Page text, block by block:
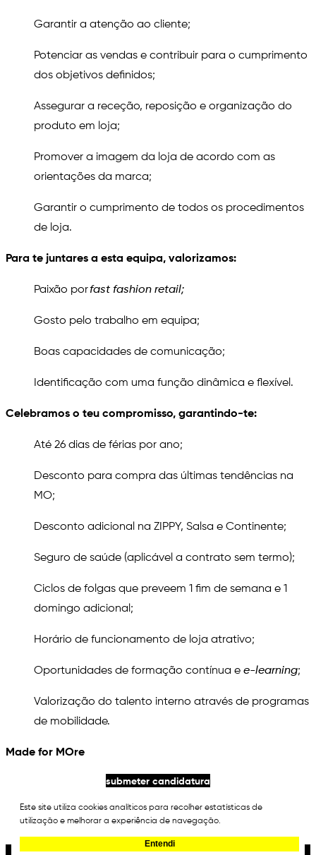
Este site utiliza cookies analíticos para recolher estatísticas de
utilização e melhorar a experiência de navegação.
Entendi
Garantir a atenção ao cliente;
Potenciar as vendas e contribuir para o cumprimento
dos objetivos definidos;
Assegurar a receção, reposição e organização do
produto em loja;
Promover a imagem da loja de acordo com as
orientações da marca;
Garantir o cumprimento de todos os procedimentos
de loja.
Para te juntares a esta equipa, valorizamos:
Paixão porfast fashion retail;
Gosto pelo trabalho em equipa;
Boas capacidades de comunicação;
Identificação com uma função dinâmica e flexível.
Celebramos o teu compromisso, garantindo-te:
Até 26 dias de férias por ano;
Desconto para compra das últimas tendências na
MO;
Desconto adicional na ZIPPY, Salsa e Continente;
Seguro de saúde (aplicável a contrato sem termo);
Ciclos de folgas que preveem 1 fim de semana e 1
domingo adicional;
Horário de funcionamento de loja atrativo;
Oportunidades de formação contínua e e-learning;
Valorização do talento interno através de programas
de mobilidade.
Made for MOre
submeter candidatura